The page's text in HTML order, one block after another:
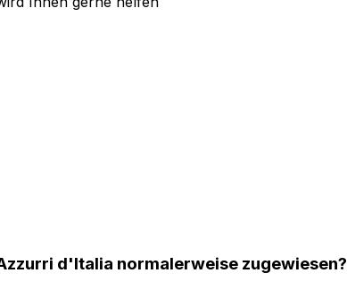
d'Italia normalerweise zugewiesen?